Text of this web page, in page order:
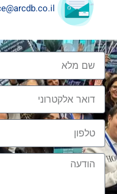
שיתופי פעולה
שיתופי פעולה בענף
להצלחה, לנו בארכדיבי
אלעד גרגיר - מייסד ומנכ"ל arcdb